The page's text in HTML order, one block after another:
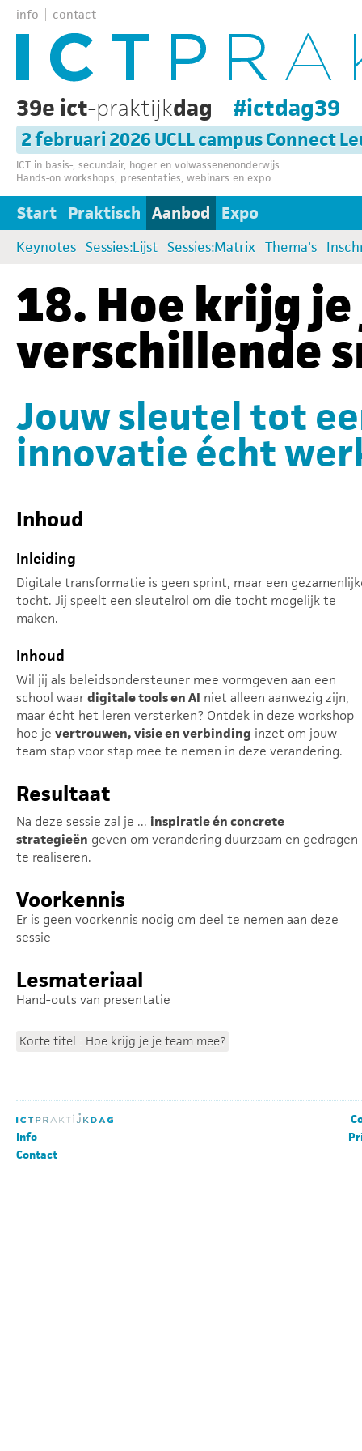
info contact
39e ict-praktijkdag #ictdag39
2 februari 2026 UCLL campus Connect
ICT in basis-, secundair, hoger en volwassenenonderwijs
Hands-on workshops, presentaties, webinars en expo
Start Praktisch Aanbod Expo
Keynotes Sessies:Lijst Sessies:Matrix Thema's
18. Hoe krijg
verschillende
Jouw sleutel tot
innovatie écht
Inhoud
Inleiding
Digitale transformatie is geen sprint, maar een
tocht. Jij speelt een sleutelrol om die tocht mogelijk te
maken.
Inhoud
Wil jij als beleidsondersteuner mee vormgeven aan een
school waardigitale tools en AI niet alleen aanwezig zijn,
maar écht het leren versterken? Ontdek in deze workshop
hoe je vertrouwen, visie en verbinding inzet om jouw
team stap voor stap mee te nemen in deze verandering.
Resultaat
Na deze sessie zal je ... inspiratie én concrete
strategieën geven om verandering duurzaam en gedragen
te realiseren.
Voorkennis
Er is geen voorkennis nodig om deel te nemen aan deze
sessie
Lesmateriaal
Hand-outs van presentatie
Korte titel : Hoe krijg je je team mee?
Info
Contact